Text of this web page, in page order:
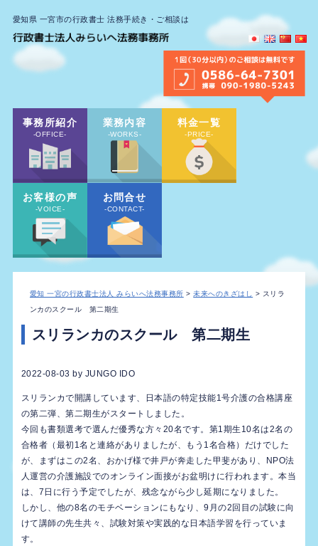
愛知県 一宮市の行政書士 法務手続き・ご相談は
事務所紹介
-OFFICE-
業務内容
-WORKS-
料金一覧
-PRICE-
お客様の声
-VOICE-
お問合せ
-CONTACT-
愛知 一宮の行政書士法人 みらいへ法務事務所 >未来へのきざはし
> スリラ
ンカのスクール 第二期生
スリランカのスクール 第二期生
2022-08-03 by JUNGO IDO
スリランカで開講しています、日本語の特定技能1号介護の合格講座
の第二弾、第二期生がスタートしました。
今回も書類選考で選んだ優秀な方々20名です。第1期生10名は2名の
合格者（最初1名と連絡がありましたが、もう1名合格）だけでした
が、まずはこの2名、おかげ様で井戸が奔走した甲斐があり、NPO法
人運営の介護施設でのオンライン面接がお盆明けに行われます。本当
は、7日に行う予定でしたが、残念ながら少し延期になりました。
しかし、他の8名のモチベーションにもなり、9月の2回目の試験に向
けて講師の先生共々、試験対策や実践的な日本語学習を行っていま
す。